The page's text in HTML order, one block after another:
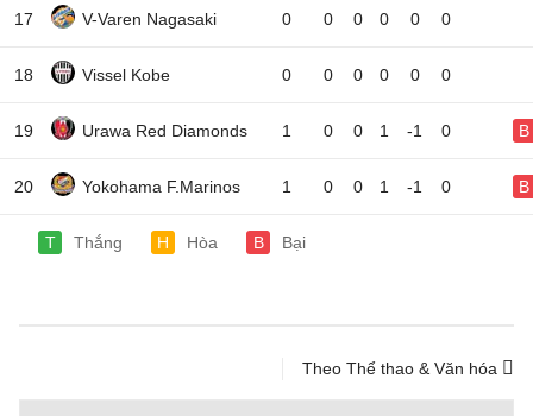
17 V-Varen Nagasaki 0 0 0 0 0 0
18 Vissel Kobe 0 0 0 0 0 0
19 Urawa Red Diamonds 1 0 0 1 -1 0 B
20 Yokohama F.Marinos 1 0 0 1 -1 0 B
T Thắng H Hòa B Bại
Theo Thể thao & Văn hóa